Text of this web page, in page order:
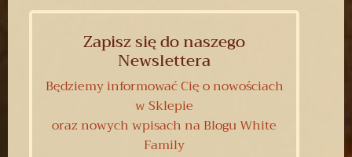
Zapisz się do naszego
Newslettera
Będziemy informować Cię o nowościach
w Sklepie
oraz nowych wpisach na Blogu White
Family